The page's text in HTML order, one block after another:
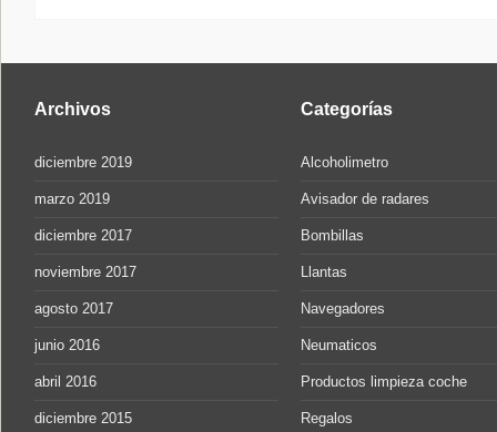
Archivos
diciembre 2019
marzo 2019
diciembre 2017
noviembre 2017
agosto 2017
junio 2016
abril 2016
diciembre 2015
Categorías
Alcoholimetro
Avisador de radares
Bombillas
Llantas
Navegadores
Neumaticos
Productos limpieza coche
Regalos